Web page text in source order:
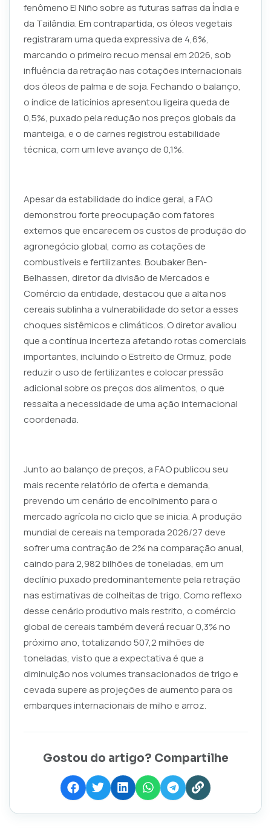
fenômeno El Niño sobre as futuras safras da Índia e
da Tailândia. Em contrapartida, os óleos vegetais
registraram uma queda expressiva de 4,6%,
marcando o primeiro recuo mensal em 2026, sob
influência da retração nas cotações internacionais
dos óleos de palma e de soja. Fechando o balanço,
o índice de laticínios apresentou ligeira queda de
0,5%, puxado pela redução nos preços globais da
manteiga, e o de carnes registrou estabilidade
técnica, com um leve avanço de 0,1%.
Apesar da estabilidade do índice geral, a FAO
demonstrou forte preocupação com fatores
externos que encarecem os custos de produção do
agronegócio global, como as cotações de
combustíveis e fertilizantes. Boubaker Ben-
Belhassen, diretor da divisão de Mercados e
Comércio da entidade, destacou que a alta nos
cereais sublinha a vulnerabilidade do setor a esses
choques sistêmicos e climáticos. O diretor avaliou
que a contínua incerteza afetando rotas comerciais
importantes, incluindo o Estreito de Ormuz, pode
reduzir o uso de fertilizantes e colocar pressão
adicional sobre os preços dos alimentos, o que
ressalta a necessidade de uma ação internacional
coordenada.
Junto ao balanço de preços, a FAO publicou seu
mais recente relatório de oferta e demanda,
prevendo um cenário de encolhimento para o
mercado agrícola no ciclo que se inicia. A produção
mundial de cereais na temporada 2026/27 deve
sofrer uma contração de 2% na comparação anual,
caindo para 2,982 bilhões de toneladas, em um
declínio puxado predominantemente pela retração
nas estimativas de colheitas de trigo. Como reflexo
desse cenário produtivo mais restrito, o comércio
global de cereais também deverá recuar 0,3% no
próximo ano, totalizando 507,2 milhões de
toneladas, visto que a expectativa é que a
diminuição nos volumes transacionados de trigo e
cevada supere as projeções de aumento para os
embarques internacionais de milho e arroz.
Gostou do artigo? Compartilhe